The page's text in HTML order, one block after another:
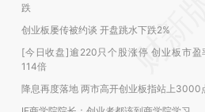
跌
创业板屡传被约谈 开盘跳水下跌2%
[今日收盘]逾220只个股涨停 创业板市盈
114倍
降息再度落地 两市高开创业板指站上3000